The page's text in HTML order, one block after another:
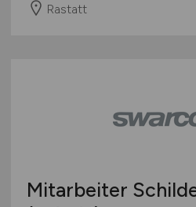
Rastatt
Mitarbeiter